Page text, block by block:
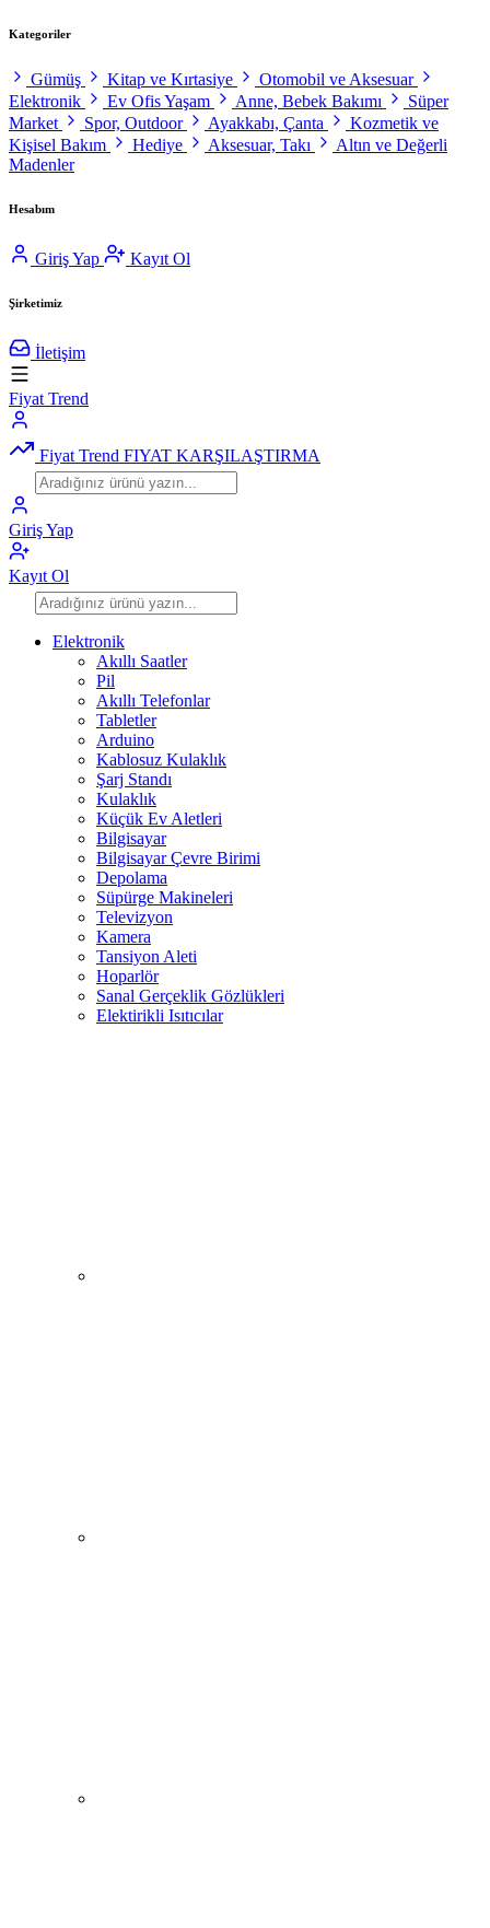
Kategoriler
Gümüş Kitap ve Kırtasiye
Otomobil ve Aksesuar
Elektronik
Ev Ofis Yaşam Anne, Bebek Bakımı
Süper
Market
Spor, Outdoor Ayakkabı, Çanta
Kozmetik ve
Kişisel Bakım
Hediye Aksesuar, Takı
Altın ve Değerli
Madenler
Hesabım
Giriş Yap Kayıt Ol
Şirketimiz
İletişim
Fiyat Trend
Fiyat Trend FIYAT KARŞILAŞTIRMA
Giriş Yap
Kayıt Ol
Elektronik
Akıllı Saatler
Pil
Akıllı Telefonlar
Tabletler
Arduino
Kablosuz Kulaklık
Şarj Standı
Kulaklık
Küçük Ev Aletleri
Bilgisayar
Bilgisayar Çevre Birimi
Depolama
Süpürge Makineleri
Televizyon
Kamera
Tansiyon Aleti
Hoparlör
Sanal Gerçeklik Gözlükleri
Elektirikli Isıtıcılar